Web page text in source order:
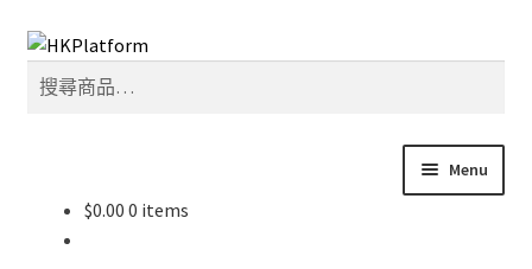
Skip
to
navigation
Skip
to
content
搜
尋
搜
尋
Menu
$0.00 0 items